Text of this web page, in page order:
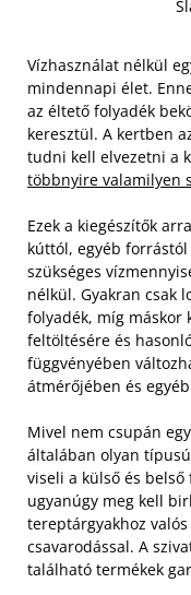
Vízhasználat nélkül
mindennapi élet.
az éltető folyadék
keresztül. A kertben
tudni kell elvezetni a
többnyire valamilyen
Ezek a kiegészítők
kúttól, egyéb
szükséges
nélkül. Gyakran csak
folyadék, míg máskor
feltöltésére és
függvényében
átmérőjében és
Mivel nem csupán
általában olyan
viseli a külső és belső
ugyanúgy meg kell
tereptárgyakhoz
csavarodással. A
található termékek